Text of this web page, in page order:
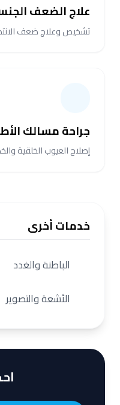
علاج الضعف
تشخيص وعلاج ضعف
جراحة مسالك
إصلاح العيوب الخلقية
خدمات أخرى
الباطنة والغدد
الأشعة والتصوير